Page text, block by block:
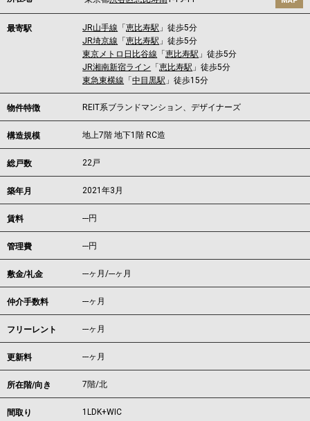
最寄駅 JR山手線 「恵比寿駅 」徒歩5分
JR埼京線 「恵比寿駅 」徒歩5分
東京メトロ日比谷線 「恵比寿駅 」徒歩5分
JR湘南新宿ライン 「恵比寿駅 」徒歩5分
東急東横線 「中目黒駅 」徒歩15分
物件特徴 REIT系ブランドマンション、デザイナーズ
構造規模 地上7階 地下1階 RC造
総戸数 22戸
築年月 2021年3月
賃料 ---円
管理費 ---円
敷金/礼金 ---ヶ月/---ヶ月
仲介手数料 ---ヶ月
フリーレント ---ヶ月
更新料 ---ヶ月
所在階/向き 7階/北
間取り 1LDK+WIC